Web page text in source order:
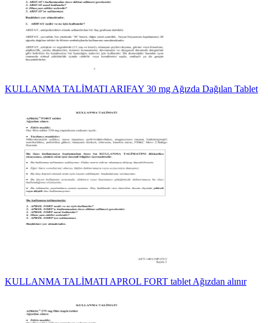
KULLANMA TALİMATI ARIFAY 30 mg Ağızda Dağılan Tablet
KULLANMA TALİMATI APROL FORT tablet Ağızdan alınır